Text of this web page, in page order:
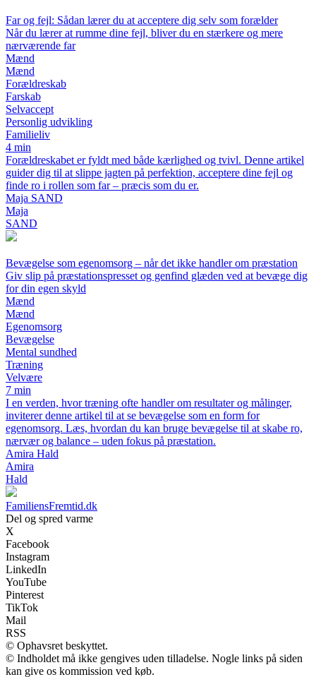
Far og fejl: Sådan lærer du at acceptere dig selv som forælder
Når du lærer at rumme dine fejl, bliver du en stærkere og mere
nærværende far
Mænd
Mænd
Forældreskab
Farskab
Selvaccept
Personlig udvikling
Familieliv
4 min
Forældreskabet er fyldt med både kærlighed og tvivl. Denne artikel
guider dig til at slippe jagten på perfektion, acceptere dine fejl og
finde ro i rollen som far – præcis som du er.
Maja SAND
Maja
SAND
Bevægelse som egenomsorg – når det ikke handler om præstation
Giv slip på præstationspresset og genfind glæden ved at bevæge dig
for din egen skyld
Mænd
Mænd
Egenomsorg
Bevægelse
Mental sundhed
Træning
Velvære
7 min
I en verden, hvor træning ofte handler om resultater og målinger,
inviterer denne artikel til at se bevægelse som en form for
egenomsorg. Læs, hvordan du kan bruge bevægelse til at skabe ro,
nærvær og balance – uden fokus på præstation.
Amira Hald
Amira
Hald
FamiliensFremtid.dk
Del og spred varme
X
Facebook
Instagram
LinkedIn
YouTube
Pinterest
TikTok
Mail
RSS
© Ophavsret beskyttet.
© Indholdet må ikke gengives uden tilladelse. Nogle links på siden
kan give os kommission ved køb.